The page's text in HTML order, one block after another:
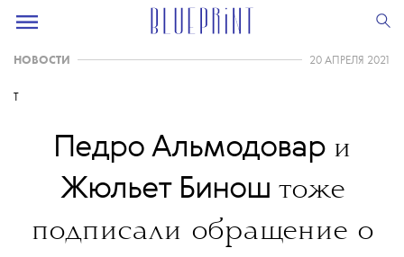
НОВОСТИ 20 АПРЕЛЯ 2021
T
Педро Альмодовар и
Жюльет Бинош тоже
подписали обращение о